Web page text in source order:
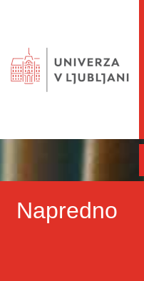
Napredno